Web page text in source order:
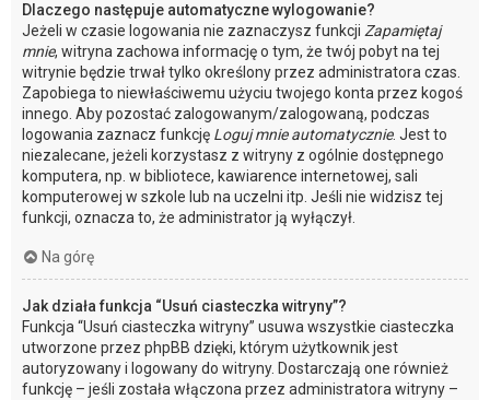
Dlaczego następuje automatyczne wylogowanie?
Jeżeli w czasie logowania nie zaznaczysz funkcji Zapamiętaj
mnie, witryna zachowa informację o tym, że twój pobyt na tej
witrynie będzie trwał tylko określony przez administratora czas.
Zapobiega to niewłaściwemu użyciu twojego konta przez kogoś
innego. Aby pozostać zalogowanym/zalogowaną, podczas
logowania zaznacz funkcję Loguj mnie automatycznie. Jest to
niezalecane, jeżeli korzystasz z witryny z ogólnie dostępnego
komputera, np. w bibliotece, kawiarence internetowej, sali
komputerowej w szkole lub na uczelni itp. Jeśli nie widzisz tej
funkcji, oznacza to, że administrator ją wyłączył.
Na górę
Jak działa funkcja “Usuń ciasteczka witryny”?
Funkcja “Usuń ciasteczka witryny” usuwa wszystkie ciasteczka
utworzone przez phpBB dzięki, którym użytkownik jest
autoryzowany i logowany do witryny. Dostarczają one również
funkcję – jeśli została włączona przez administratora witryny –